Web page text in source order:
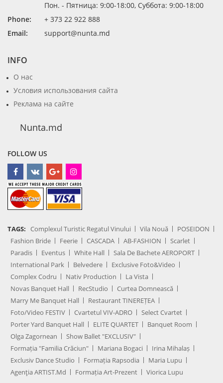
Пон. - Пятница: 9:00-18:00, Суббота: 9:00-18:00
Phone:
+ 373 22 922 888
Email:
support@nunta.md
INFO
О нас
Условия использования сайта
Реклама на сайте
Nunta.md
FOLLOW US
TAGS: Complexul Turistic Regatul Vinului Vila Nouă
POSEIDON
Fashion Bride
Feerie CASCADA AB-FASHION
Scarlet
Paradis
Eventus White Hall
Sala De Bachete AEROPORT
International Park
Belvedere
Exclusive Foto&Video
Complex Codru
Nativ Production
La Vista
Novas Banquet Hall
RecStudio
Curtea Domnească
Marry Me Banquet Hall
Restaurant TINEREȚEA
Foto/Video FESTIV
Cvartetul VIV-ADRO
Select Cvartet
Porter Yard Banquet Hall
ELITE QUARTET
Banquet Room
Olga Zagornean
Show Ballet "EXCLUSIV"
Formația "Familia Crăciun"
Mariana Bogaci
Irina Mihalaș
Exclusiv Dance Studio
Formația Rapsodia
Maria Lupu
Agenţia ARTIST.md
Formația Art-Prezent Viorica Lupu